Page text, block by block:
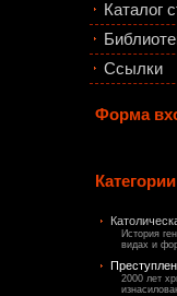
Каталог
Ссылки
Форма
История
видах и
2000 лет